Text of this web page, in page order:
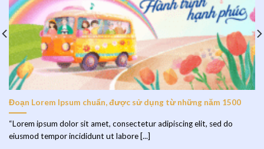
Đoạn Lorem Ipsum chuẩn, được sử dụng từ những năm 1500
“Lorem ipsum dolor sit amet, consectetur adipiscing elit, sed do
eiusmod tempor incididunt ut labore [...]